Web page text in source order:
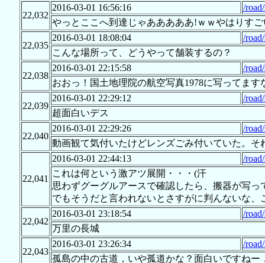
22,032
2016-03-01 16:56:16
/
やっとここへ到達じゃあああああ!ｗｗやはりす
22,035
2016-03-01 18:08:04
/
こんな場所って、どうやって舗装するの？
22,038
2016-03-01 22:15:58
/
おおっ！国土地理院の航空写真1978に写ってます
22,039
2016-03-01 22:29:12
/
超面白いデス
22,040
2016-03-01 22:29:26
/
動画観て気付いたけどレンズごみ付いていた。そ
22,041
2016-03-01 22:44:13
/
これは何という激アツ展開・・・(汗
思わずグーグルアースで確認したら、搬器が写っ
でもそうだと言われないとさすがに判んないな、
22,042
2016-03-01 23:18:54
/
万里の長城
22,043
2016-03-01 23:26:34
/
孤島の中の古道，いや孤道かな？面白いですねー